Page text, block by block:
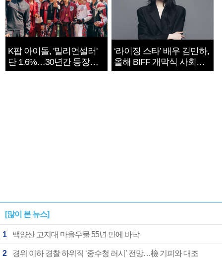
K팝 아이돌, '밀리언셀러'
단 1.6%…30년간 등장
1182개팀 전수조사
‘라이징 스타’ 배우 김민하,
올해 BIFF 개막식 사회자
확정
[많이 본 뉴스]
1 백양산 고지대 마을우물 55년 만에 바닥
2 경위 이하 경찰 하위직 ‘중수청 러시’ 전망…檢 기피와 대조